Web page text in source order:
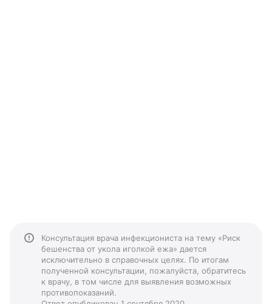
Консультация врача инфекциониста на тему «Риск
бешенства от укола иголкой ежа» дается
исключительно в справочных целях. По итогам
полученной консультации, пожалуйста, обратитесь
к врачу, в том числе для выявления возможных
противопоказаний.